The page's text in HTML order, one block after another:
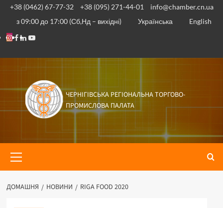
Перейти
вмісту
+38 (0462) 67-77-32 +38 (095) 271-44-01
info@chamber.cn.ua
з 09:00 до 17:00 (Сб,Нд – вихідні)
Українська
English
Instagram
Facebook
Linkedin
Youtube
ЧЕРНІГІВСЬКА РЕГІОНАЛЬНА ТОРГОВО-
ПРОМИСЛОВА ПАЛАТА
меню
ДОМАШНЯ НОВИНИ RIGA FOOD 2020